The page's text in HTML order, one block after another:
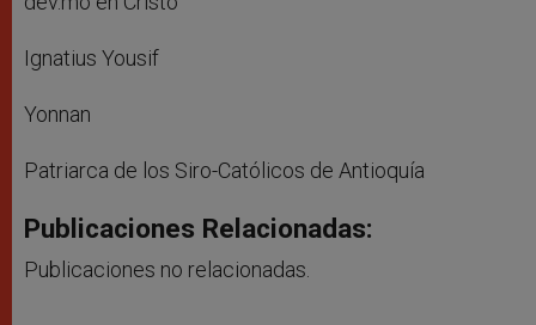
Ignatius Yousif
Yonnan
Patriarca de los Siro-Católicos de Antioquía
Publicaciones Relacionadas:
Publicaciones no relacionadas.